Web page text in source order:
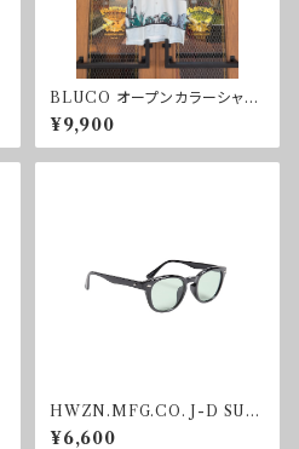
BLUCO オープンカラーシャツ
-CACTUS-
¥9,900
HWZN.MFG.CO. J-D SUN
GLASSE GREEN
¥6,600